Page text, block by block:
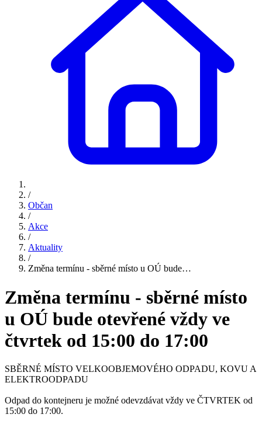
/
Občan
/
Akce
/
Aktuality
/
Změna termínu - sběrné místo u OÚ bude…
Změna termínu - sběrné místo
u OÚ bude otevřené vždy ve
čtvrtek od 15:00 do 17:00
SBĚRNÉ MÍSTO VELKOOBJEMOVÉHO ODPADU, KOVU A
ELEKTROODPADU
Odpad do kontejneru je možné odevzdávat vždy ve ČTVRTEK od
15:00 do 17:00.